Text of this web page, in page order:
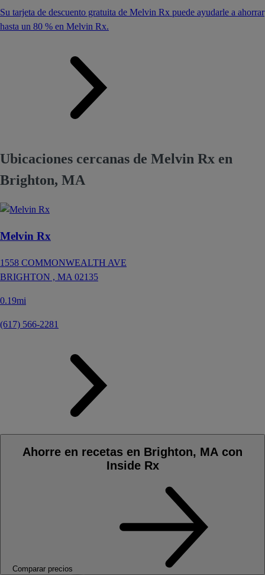
Su tarjeta de descuento gratuita de Melvin Rx puede ayudarle a ahorrar
hasta un 80 % en Melvin Rx.
Ubicaciones cercanas de Melvin Rx en
Brighton, MA
Melvin Rx
1558 COMMONWEALTH AVE
BRIGHTON , MA 02135
0.19mi
(617) 566-2281
Ahorre en recetas en Brighton, MA con
Inside Rx
Comparar precios